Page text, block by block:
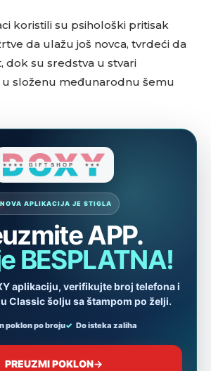
koristili su psihološki pritisak
da ulažu još novca, tvrdeći da
dok su sredstva u stvari
u složenu međunarodnu šemu